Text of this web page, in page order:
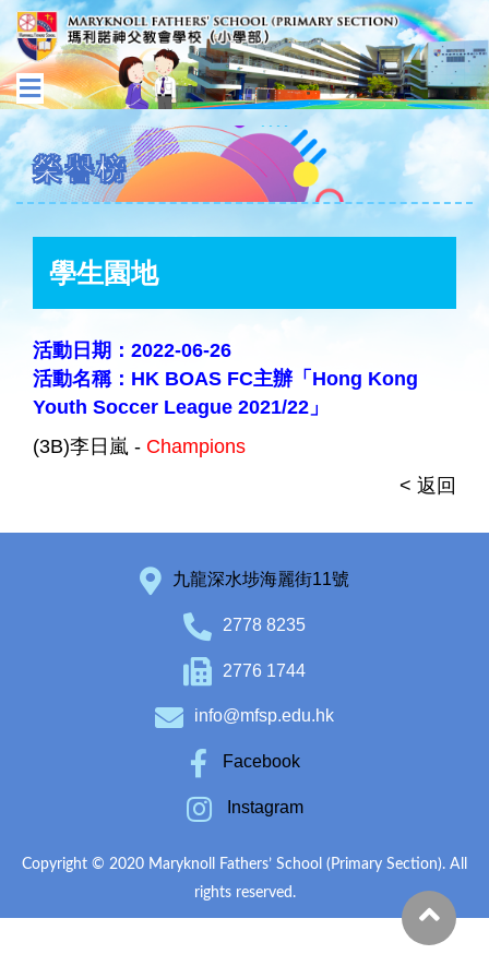
榮譽榜
學生園地
活動日期：2022-06-26
活動名稱：HK BOAS FC主辦「Hong Kong
Youth Soccer League 2021/22」
(3B)李日嵐 - Champions
< 返回
九龍深水埗海麗街11號
2778 8235
2776 1744
info@mfsp.edu.hk
Facebook
Instagram
Copyright © 2020 Maryknoll Fathers’ School (Primary Section). All
rights reserved.